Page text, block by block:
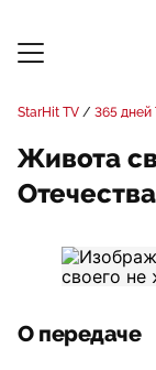
StarHit TV 365 дней
Живота
Отечества
О передаче